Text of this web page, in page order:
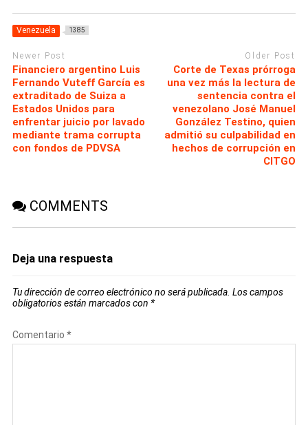
Venezuela 1385
Newer Post
Financiero argentino Luis
Fernando Vuteff García es
extraditado de Suiza a
Estados Unidos para
enfrentar juicio por lavado
mediante trama corrupta
con fondos de PDVSA
Older Post
Corte de Texas prórroga
una vez más la lectura de
sentencia contra el
venezolano José Manuel
González Testino, quien
admitió su culpabilidad en
hechos de corrupción en
CITGO
COMMENTS
Deja una respuesta
Tu dirección de correo electrónico no será publicada. Los campos
obligatorios están marcados con *
Comentario *